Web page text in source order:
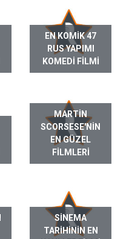
EN KOMIK 47
RUS YAPIMI
KOMEDI FILMI
MARTIN
SCORSESE'NIN
EN GÜZEL
FILMLERI
SINEMA
TARIHININ EN